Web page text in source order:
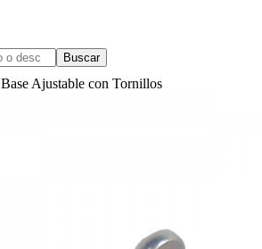
Buscar
Base Ajustable con Tornillos